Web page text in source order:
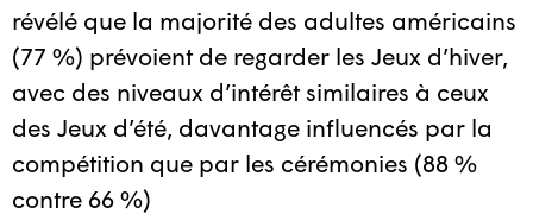
révélé que la majorité des adultes américains
(77 %) prévoient de regarder les Jeux d’hiver,
avec des niveaux d’intérêt similaires à ceux
des Jeux d’été, davantage influencés par la
compétition que par les cérémonies (88 %
contre 66 %)